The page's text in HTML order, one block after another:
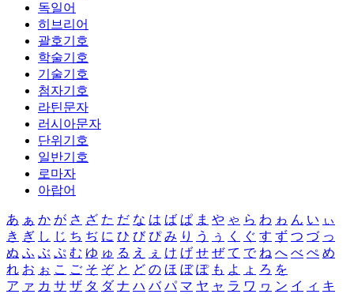
독일어
히브리어
괄호기호
학술기호
기술기호
첨자기호
라틴문자
러시아문자
단위기호
일반기호
로마자
아랍어
あ ぁ か が さ ざ た だ な は ば ぱ ま や ゃ ら わ ゎ ん い ぃ
き ぎ し じ ち ぢ に ひ び ぴ み り う ぅ く ぐ す ず つ づ っ
ぬ ふ ぶ ぷ む ゆ ゅ る え ぇ け げ せ ぜ て で ね へ べ ぺ め
れ お ぉ こ ご そ ぞ と ど の ほ ぼ ぽ も よ ょ ろ を
ア ァ カ サ ザ タ ダ ナ ハ バ パ マ ヤ ャ ラ ワ ヮ ン イ ィ キ